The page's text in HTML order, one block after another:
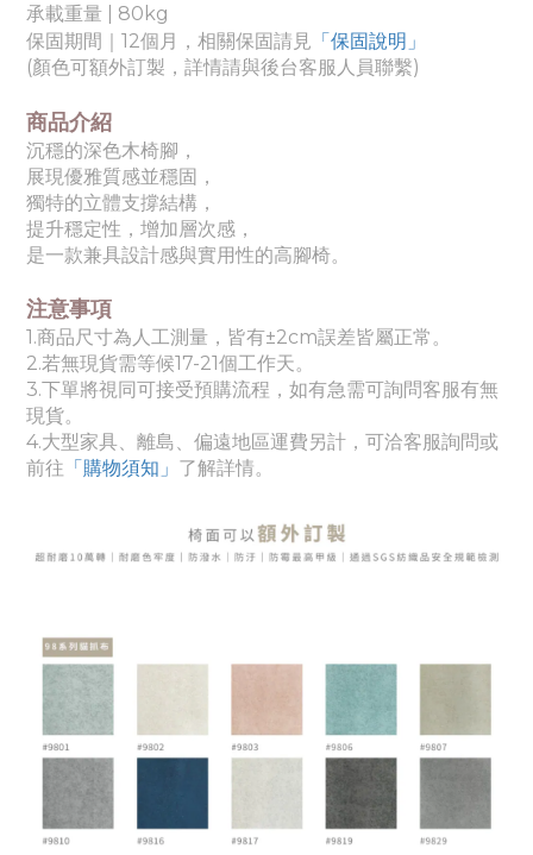
承載重量
80kg
保固期間｜12個月，相關保固請見 「保固說明」
(顏色可額外訂製，詳情請與後台客服人員聯繫)
商品介紹
沉穩的深色木椅腳，
展現優雅質感並穩固，
獨特的立體支撐結構，
提升穩定性，增加層次感，
是一款兼具設計感與實用性的高腳椅。
注意事項
1.商品尺寸為人工測量，皆有±2cm誤差皆屬正常。
2.若無現貨需等候17-21個工作天。
3.下單將視同可接受預購流程，如有急需可詢問客服有無
現貨。
4.大型家具、離島、偏遠地區運費另計，可洽客服詢問或
前往 「購物須知」 了解詳情。